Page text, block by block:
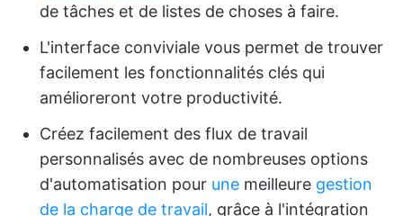
de tâches et de listes de choses à faire.
L'interface conviviale vous permet de trouver
facilement les fonctionnalités clés qui
amélioreront votre productivité.
Créez facilement des flux de travail
personnalisés avec de nombreuses options
d'automatisation pour une meilleure gestion
de la charge de travail, grâce à l'intégration